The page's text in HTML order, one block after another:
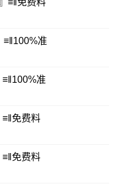
≡‖免费料
≡‖100%准
准
免费料
免费料